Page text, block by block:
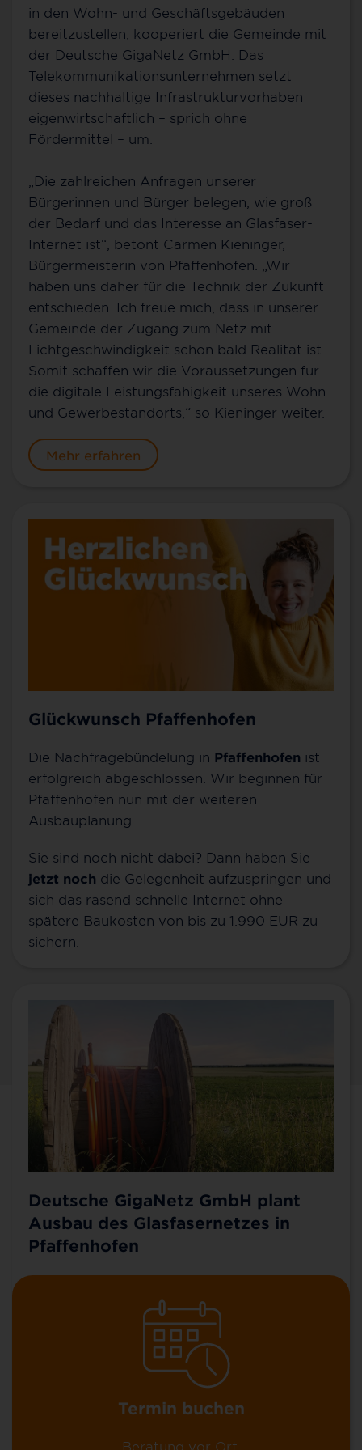
in den Wohn- und Geschäftsgebäuden
bereitzustellen, kooperiert die Gemeinde mit
der Deutsche GigaNetz GmbH. Das
Telekommunikationsunternehmen setzt
dieses nachhaltige Infrastrukturvorhaben
eigenwirtschaftlich – sprich ohne
Fördermittel – um.
„Die zahlreichen Anfragen unserer
Bürgerinnen und Bürger belegen, wie groß
der Bedarf und das Interesse an Glasfaser-
Internet ist“, betont Carmen Kieninger,
Bürgermeisterin von Pfaffenhofen. „Wir
haben uns daher für die Technik der Zukunft
entschieden. Ich freue mich, dass in unserer
Gemeinde der Zugang zum Netz mit
Lichtgeschwindigkeit schon bald Realität ist.
Somit schaffen wir die Voraussetzungen für
die digitale Leistungsfähigkeit unseres Wohn-
und Gewerbestandorts,“ so Kieninger weiter.
Mehr erfahren
Glückwunsch Pfaffenhofen
Die Nachfragebündelung in Pfaffenhofen ist
erfolgreich abgeschlossen. Wir beginnen für
Pfaffenhofen nun mit der weiteren
Ausbauplanung.
Sie sind noch nicht dabei? Dann haben Sie
jetzt noch die Gelegenheit aufzuspringen und
sich das rasend schnelle Internet ohne
spätere Baukosten von bis zu 1.990 EUR zu
sichern.
Deutsche GigaNetz GmbH plant
Ausbau des Glasfasernetzes in
Pfaffenhofen
Bürgerinnen und Bürger entscheiden sich für
35 % der Bürgerinnen und Bürger aus der
Gemeinde Pfaffenhofen haben sich für einen
Anschluss der Deutschen GigaNetz
Kontakt für Pfaffenhofen
Sie möchten mehr über 100 % Glasfaser bis ins
Zuhause (FTTH), über unsere günstigen MyNet-
Tarife und unsere Zusatzoptionen erfahren? Oder
Sie wollen schon einen Vertrag abschließen?
Termin buchen
Beratung vor Ort.